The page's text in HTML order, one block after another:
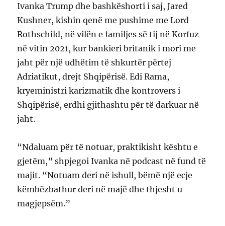
Ivanka Trump dhe bashkëshorti i saj, Jared
Kushner, kishin qenë me pushime me Lord
Rothschild, në vilën e familjes së tij në Korfuz
në vitin 2021, kur bankieri britanik i mori me
jaht për një udhëtim të shkurtër përtej
Adriatikut, drejt Shqipërisë. Edi Rama,
kryeministri karizmatik dhe kontrovers i
Shqipërisë, erdhi gjithashtu për të darkuar në
jaht.
“Ndaluam për të notuar, praktikisht kështu e
gjetëm,” shpjegoi Ivanka në podcast në fund të
majit. “Notuam deri në ishull, bëmë një ecje
këmbëzbathur deri në majë dhe thjesht u
magjepsëm.”